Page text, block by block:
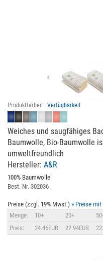
Previous
Produktfarben · Verfügbarkeit
Weiches und saugfähiges
Baumwolle, Bio-Baumwolle
umweltfreundlich
Hersteller: A&R
100% Baumwolle
Best. Nr. 302036
Preise (zzgl. 19% Mwst.) » Preise
Menge:
10+ 20+
Preis:
24.46EUR 22.94EUR